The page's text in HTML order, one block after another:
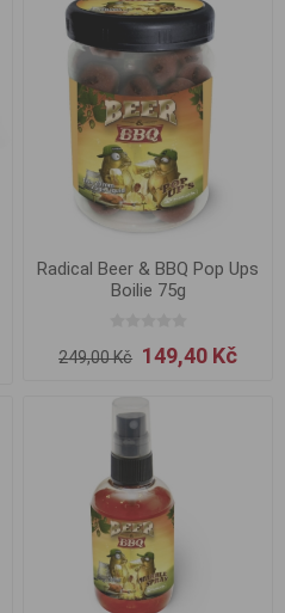
Radical Beer & BBQ Pop Ups
Boilie 75g
249,00 Kč 149,40 Kč